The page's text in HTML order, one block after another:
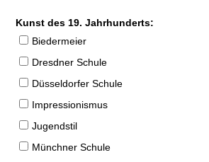
Kunst des 19. Jahrhunderts:
Biedermeier
Dresdner Schule
Düsseldorfer Schule
Impressionismus
Jugendstil
Münchner Schule